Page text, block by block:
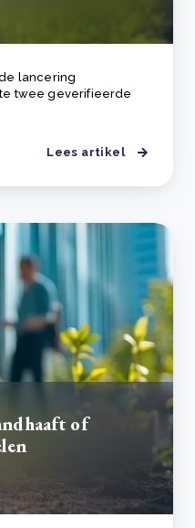
lancering
twee geverifieerde
Lees artikel
of